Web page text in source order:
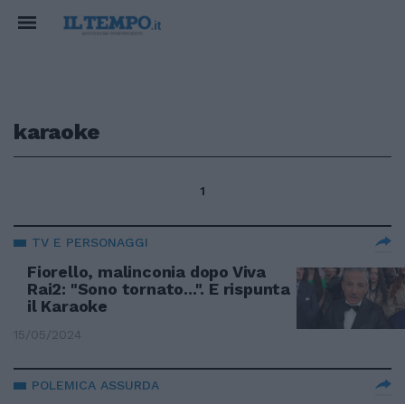
karaoke
1
TV E PERSONAGGI
Fiorello, malinconia dopo Viva
Rai2: "Sono tornato...". E rispunta
il Karaoke
15/05/2024
POLEMICA ASSURDA